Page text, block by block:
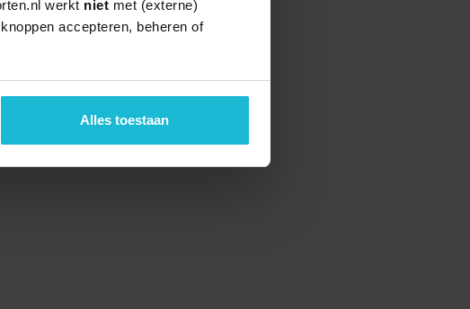
werkt niet met (externe)
accepteren, beheren of
Alles toestaan
ondersteund door de